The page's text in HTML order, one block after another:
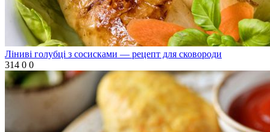
Ліниві голубці з сосисками — рецепт для сковороди
314 0 0